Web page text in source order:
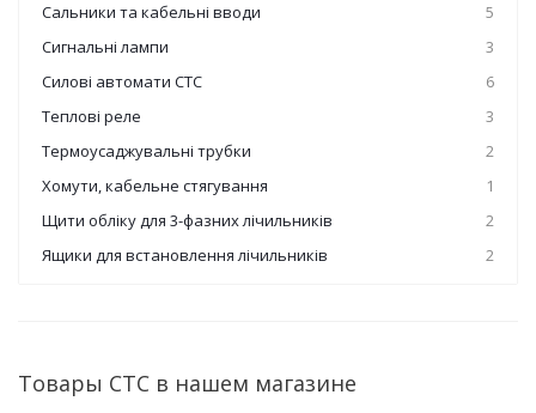
Сальники та кабельні вводи
5
Сигнальні лампи
3
Силові автомати СТС
6
Теплові реле
3
Термоусаджувальні трубки
2
Хомути, кабельне стягування
1
Щити обліку для 3-фазних лічильників
2
Ящики для встановлення лічильників
2
Товары СТС в нашем магазине